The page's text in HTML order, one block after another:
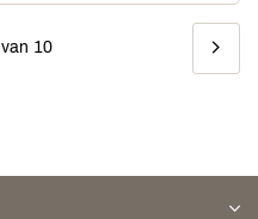
van 10